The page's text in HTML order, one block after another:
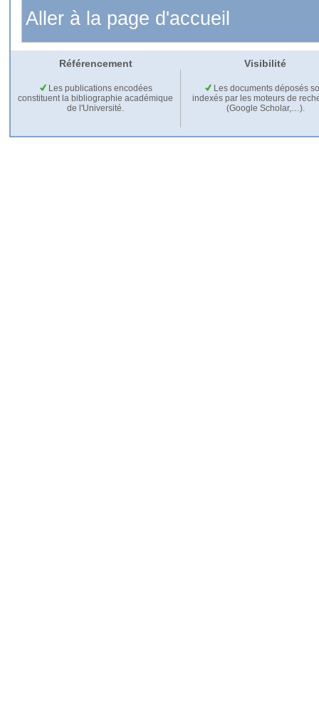
Aller à la page d'accueil
Référencement Visibilité
Les publications encodées
constituent la bibliographie académique
de l'Université.
Les documents déposés
indexés par les moteurs de
(Google Scholar,…).